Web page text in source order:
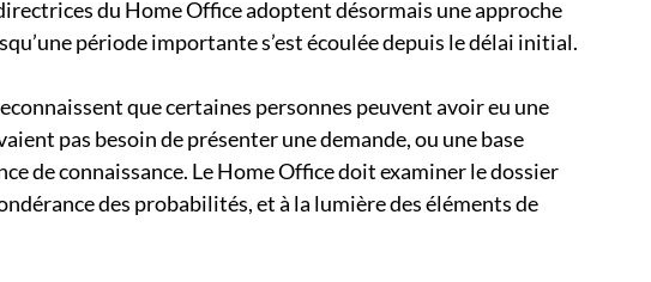
du Home Office adoptent désormais une approche
période importante s’est écoulée depuis le délai initial.
que certaines personnes peuvent avoir eu une
pas besoin de présenter une demande, ou une base
de connaissance. Le Home Office doit examiner le dossier
des probabilités, et à la lumière des éléments de